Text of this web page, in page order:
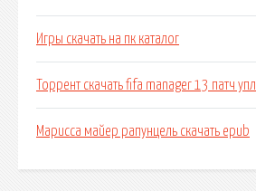
Игры скачать на пк каталог
Торрент скачать fifa manager 13 патч упл
Марисса майер рапунцель скачать epub